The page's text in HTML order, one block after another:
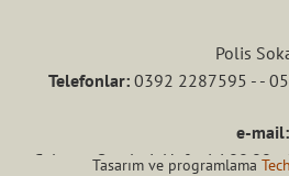
Polis
Telefonlar: 0392 2287595 - -
e-mail:
Çalışma Saatleri: Hafta içi 08.00
Tasarım ve programlama